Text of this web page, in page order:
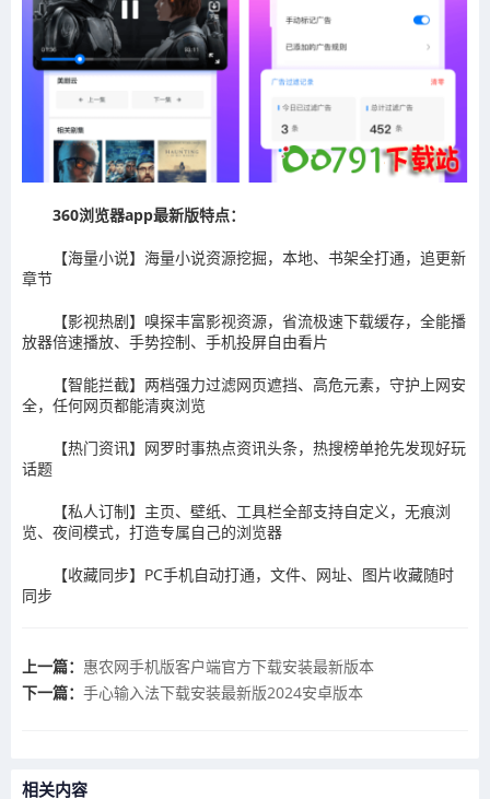
360浏览器app最新版特点：
【海量小说】海量小说资源挖掘，本地、书架全打通，追更新
章节
【影视热剧】嗅探丰富影视资源，省流极速下载缓存，全能播
放器倍速播放、手势控制、手机投屏自由看片
【智能拦截】两档强力过滤网页遮挡、高危元素，守护上网安
全，任何网页都能清爽浏览
【热门资讯】网罗时事热点资讯头条，热搜榜单抢先发现好玩
话题
【私人订制】主页、壁纸、工具栏全部支持自定义，无痕浏
览、夜间模式，打造专属自己的浏览器
【收藏同步】PC手机自动打通，文件、网址、图片收藏随时
同步
上一篇： ​惠农网手机版客户端官方下载安装最新版本
下一篇： ​手心输入法下载安装最新版2024安卓版本
相关内容